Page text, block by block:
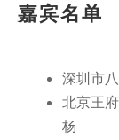
王
香港
嘉宾名单
深圳市
北京王
杨